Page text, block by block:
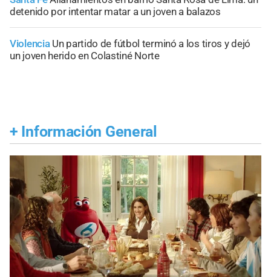
detenido por intentar matar a un joven a balazos
Violencia Un partido de fútbol terminó a los tiros y dejó
un joven herido en Colastiné Norte
+ Información General